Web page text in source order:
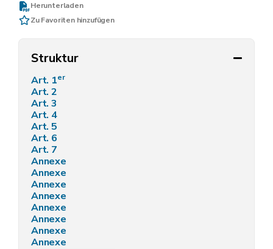
Herunterladen
Zu Favoriten hinzufügen
Struktur
Art. 1er
Art. 2
Art. 3
Art. 4
Art. 5
Art. 6
Art. 7
Annexe
Annexe
Annexe
Annexe
Annexe
Annexe
Annexe
Annexe